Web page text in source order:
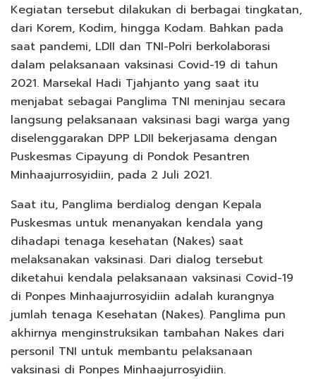
Kegiatan tersebut dilakukan di berbagai tingkatan,
dari Korem, Kodim, hingga Kodam. Bahkan pada
saat pandemi, LDII dan TNI-Polri berkolaborasi
dalam pelaksanaan vaksinasi Covid-19 di tahun
2021. Marsekal Hadi Tjahjanto yang saat itu
menjabat sebagai Panglima TNI meninjau secara
langsung pelaksanaan vaksinasi bagi warga yang
diselenggarakan DPP LDII bekerjasama dengan
Puskesmas Cipayung di Pondok Pesantren
Minhaajurrosyidiin, pada 2 Juli 2021.
Saat itu, Panglima berdialog dengan Kepala
Puskesmas untuk menanyakan kendala yang
dihadapi tenaga kesehatan (Nakes) saat
melaksanakan vaksinasi. Dari dialog tersebut
diketahui kendala pelaksanaan vaksinasi Covid-19
di Ponpes Minhaajurrosyidiin adalah kurangnya
jumlah tenaga Kesehatan (Nakes). Panglima pun
akhirnya menginstruksikan tambahan Nakes dari
personil TNI untuk membantu pelaksanaan
vaksinasi di Ponpes Minhaajurrosyidiin.